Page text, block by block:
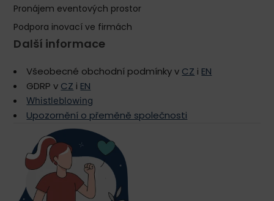
Pronájem eventových prostor
Podpora inovací ve firmách
Další informace
Všeobecné obchodní podmínky v CZ i EN
GDRP v CZ i EN
Whistleblowing
Upozornění o přeměně společnosti